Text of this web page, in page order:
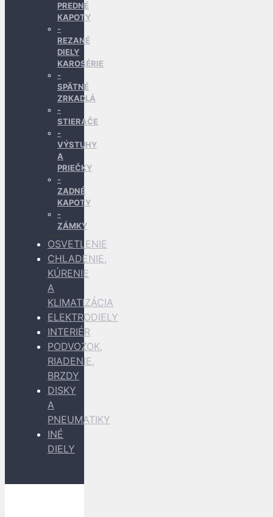
PREDNÉ
KAPOTY
REZANÉ
DIELY
KAROSÉRIE
SPÄTNÉ
ZRKADLÁ
STIERAČE
VÝSTUHY
A
PRIEČKY
ZADNÉ
KAPOTY
ZÁMKY
OSVETLENIE
CHLADENIE,
KÚRENIE
A
KLIMATIZÁCIA
ELEKTRODIELY
INTERIÉR
PODVOZOK,
RIADENIE,
BRZDY
DISKY
A
PNEUMATIKY
INÉ
DIELY